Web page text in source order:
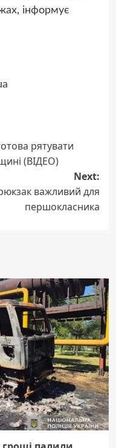
інформує
рятувати
(ВІДЕО)
Next:
важливий для
першокласника